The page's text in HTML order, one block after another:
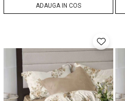
ADAUGA IN COS